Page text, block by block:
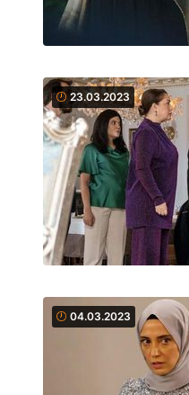
23.03.2023
04.03.2023